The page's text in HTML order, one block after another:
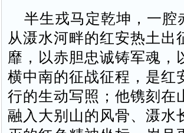
半生戎马定乾坤，一腔
从滠水河畔的红安热土出
靡，以赤胆忠诚铸军魂，
横中南的征战征程，是红
行的生动写照；他镌刻在
融入大别山的风骨、滠水